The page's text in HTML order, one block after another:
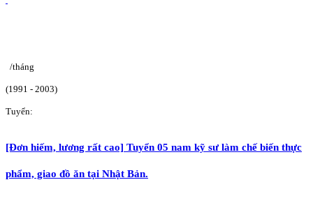
/tháng
(1991 - 2003)
Tuyển:
[Đơn hiếm, lương rất cao] Tuyển 05 nam kỹ sư làm chế biến thực
phẩm, giao đồ ăn tại Nhật Bản.